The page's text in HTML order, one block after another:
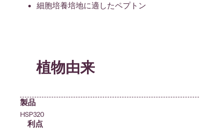
細胞培養培地に適したペプトン
植物由来
製品
HSP320
利点